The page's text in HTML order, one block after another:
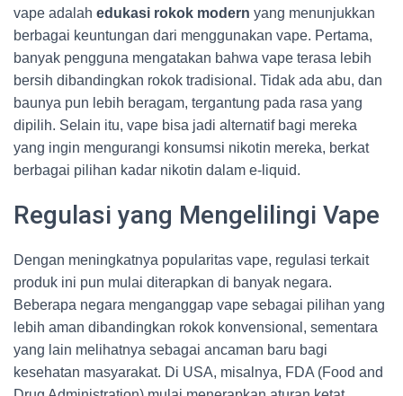
vape adalah edukasi rokok modern yang menunjukkan
berbagai keuntungan dari menggunakan vape. Pertama,
banyak pengguna mengatakan bahwa vape terasa lebih
bersih dibandingkan rokok tradisional. Tidak ada abu, dan
baunya pun lebih beragam, tergantung pada rasa yang
dipilih. Selain itu, vape bisa jadi alternatif bagi mereka
yang ingin mengurangi konsumsi nikotin mereka, berkat
berbagai pilihan kadar nikotin dalam e-liquid.
Regulasi yang Mengelilingi Vape
Dengan meningkatnya popularitas vape, regulasi terkait
produk ini pun mulai diterapkan di banyak negara.
Beberapa negara menganggap vape sebagai pilihan yang
lebih aman dibandingkan rokok konvensional, sementara
yang lain melihatnya sebagai ancaman baru bagi
kesehatan masyarakat. Di USA, misalnya, FDA (Food and